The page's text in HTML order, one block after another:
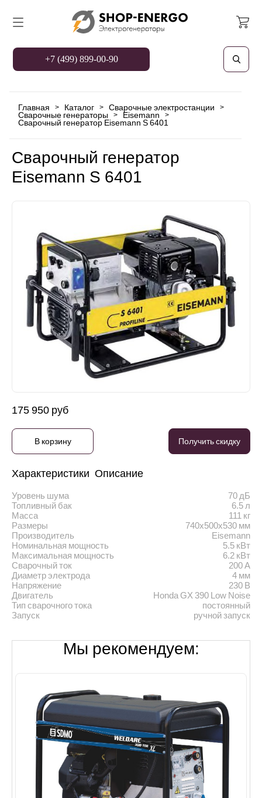
+7 (499) 899-00-90
Главная > Каталог > Сварочные электростанции >
Сварочные генераторы > Eisemann >
Сварочный генератор Eisemann S 6401
Сварочный генератор
Eisemann S 6401
175 950 руб
В корзину Получить скидку
Характеристики Описание
Уровень шума
70 дБ
Топливный бак
6.5 л
Масса
111 кг
Размеры
740х500х530 мм
Производитель
Eisemann
Номинальная мощность
5.5 кВт
Максимальная мощность
6.2 кВт
Сварочный ток
200 А
Диаметр электрода
4 мм
Напряжение
230 В
Двигатель
Honda GX 390 Low Noise
Тип сварочного тока
постоянный
Запуск
ручной запуск
Мы рекомендуем: